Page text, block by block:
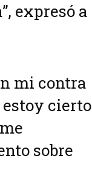
expresó a
mi contra
cierto
sobre